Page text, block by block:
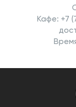
Кафе: +7